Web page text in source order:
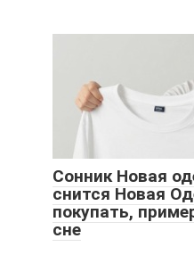
Сонник Новая
снится Новая
покупать,
сне